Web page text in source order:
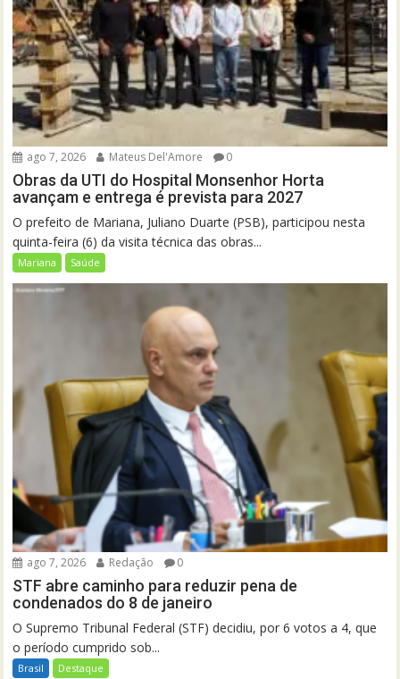
ago 7, 2026 Mateus Del'Amore 0
Obras da UTI do Hospital Monsenhor Horta
avançam e entrega é prevista para 2027
O prefeito de Mariana, Juliano Duarte (PSB), participou nesta
quinta-feira (6) da visita técnica das obras...
Mariana Saúde
ago 7, 2026 Redação 0
STF abre caminho para reduzir pena de
condenados do 8 de janeiro
O Supremo Tribunal Federal (STF) decidiu, por 6 votos a 4, que
o período cumprido sob...
Brasil Destaque